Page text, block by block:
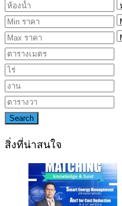
Search
สิ่งที่น่าสนใจ